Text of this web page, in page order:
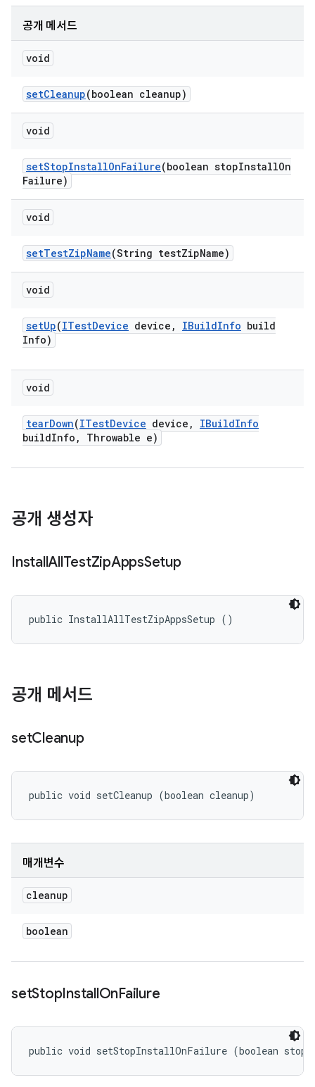
공개 메서드
void
setCleanup(boolean cleanup)
void
setStopInstallOnFailure(boolean stopInstallOn
Failure)
void
setTestZipName(String testZipName)
void
setUp(ITestDevice device , IBuildInfo build
Info)
void
tearDown(ITestDevice device , IBuildInfo
buildInfo , Throwable e)
공개 생성자
InstallAllTestZipAppsSetup
public InstallAllTestZipAppsSetup ()
공개 메서드
setCleanup
public void setCleanup (boolean cleanup)
매개변수
cleanup
boolean
setStopInstallOnFailure
public void setStopInstallOnFailure (boolean